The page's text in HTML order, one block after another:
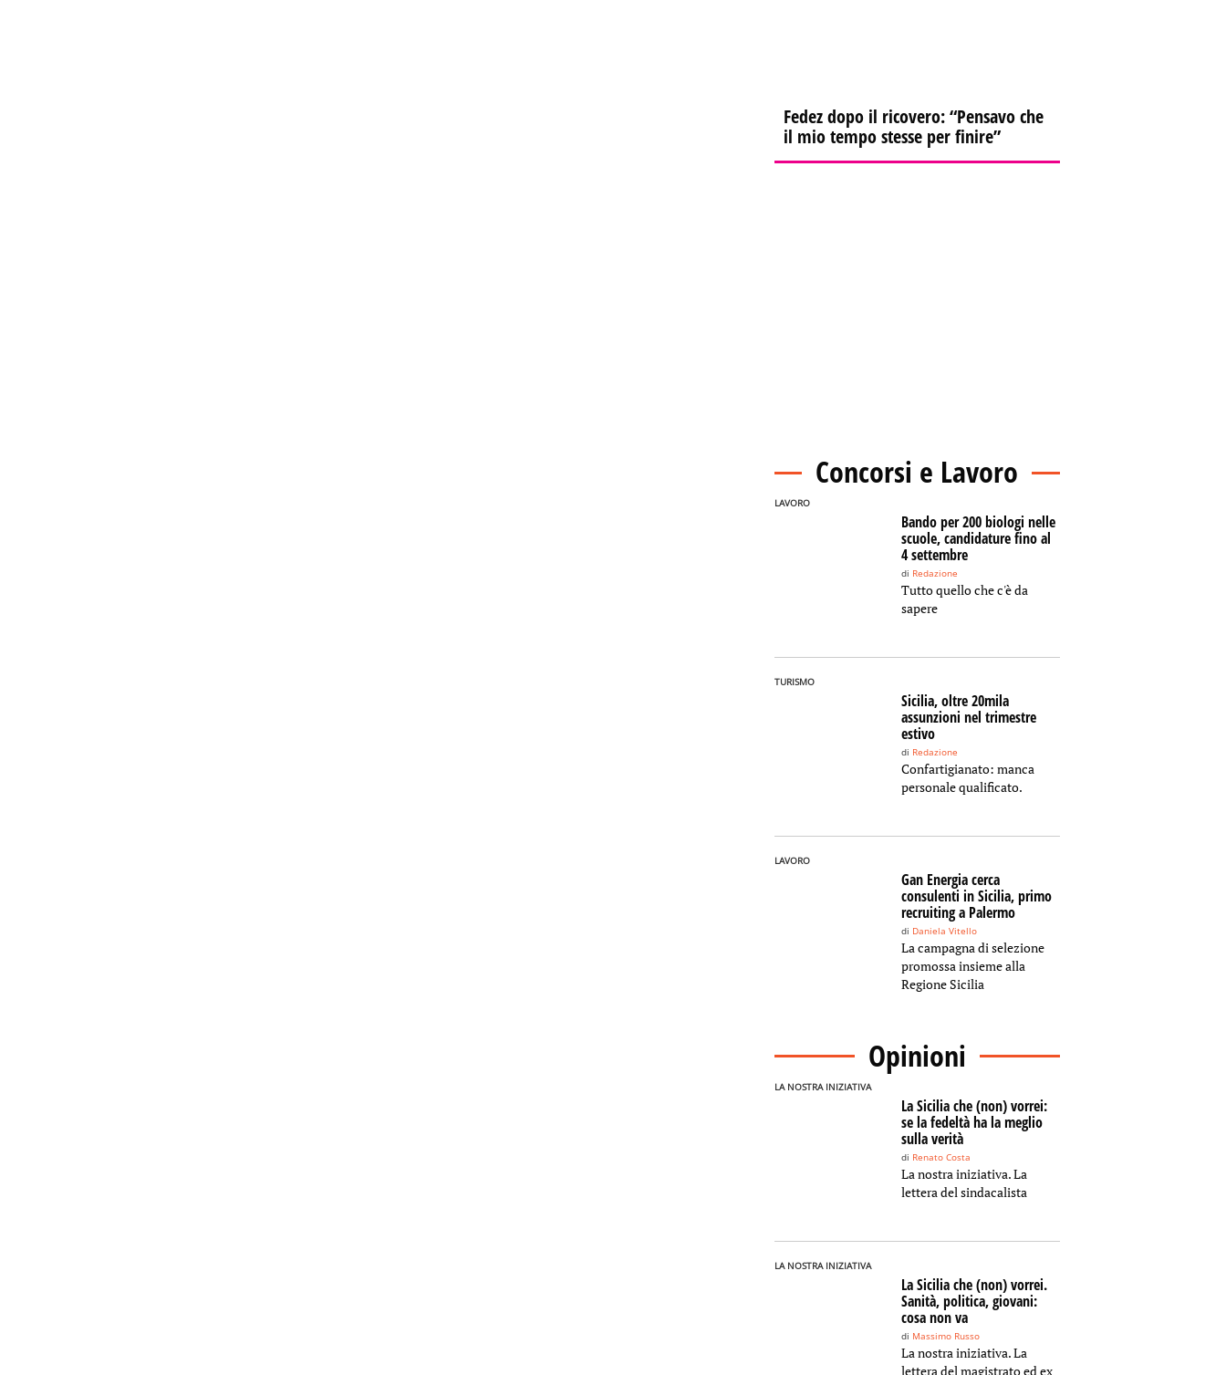
Fedez dopo il ricovero: “Pensavo che
il mio tempo stesse per finire”
Concorsi e Lavoro
LAVORO
Bando per 200 biologi nelle
scuole, candidature fino al
4 settembre
di Redazione
Tutto quello che c'è da
sapere
TURISMO
Sicilia, oltre 20mila
assunzioni nel trimestre
estivo
di Redazione
Confartigianato: manca
personale qualificato.
LAVORO
Gan Energia cerca
consulenti in Sicilia, primo
recruiting a Palermo
di Daniela Vitello
La campagna di selezione
promossa insieme alla
Regione Sicilia
Opinioni
LA NOSTRA INIZIATIVA
La Sicilia che (non) vorrei:
se la fedeltà ha la meglio
sulla verità
di Renato Costa
La nostra iniziativa. La
lettera del sindacalista
LA NOSTRA INIZIATIVA
La Sicilia che (non) vorrei.
Sanità, politica, giovani:
cosa non va
di Massimo Russo
La nostra iniziativa. La
lettera del magistrato ed ex